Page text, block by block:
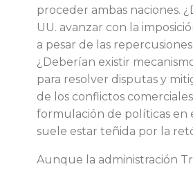
o
d
e
a
proceder ambas naciones.
UU. avanzar con la
a pesar de las
¿Deberían existir
para resolver disputas y
de los conflictos
formulación de políticas en
suele estar teñida por la
Aunque la administración